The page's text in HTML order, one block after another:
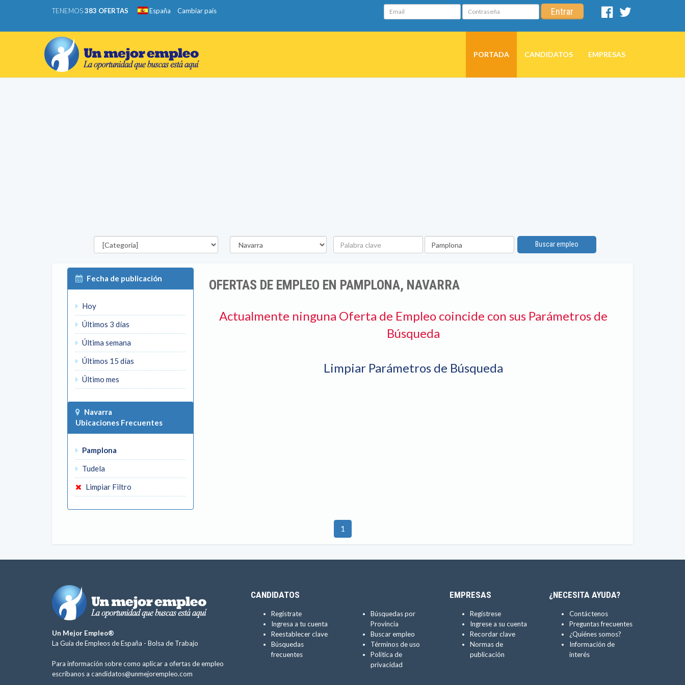
TENEMOS383 OFERTAS España Cambiar país Email Contraseña Entrar
Facebook
PORTADA CANDIDATOS EMPRESAS
Categorías Provincia
Palabra
clave
Ubicación
Buscar empleo
Fecha de publicación
Hoy
Últimos 3 días
Última semana
Últimos 15 días
Último mes
Navarra
Ubicaciones Frecuentes
Pamplona
Tudela
Limpiar Filtro
OFERTAS DE EMPLEO EN PAMPLONA, NAVARRA
Actualmente ninguna Oferta de Empleo coincide con sus Parámetros de
Búsqueda
Limpiar Parámetros de Búsqueda
1
Un Mejor Empleo®
La Guía de Empleos de España - Bolsa de Trabajo
Para información sobre como aplicar a ofertas de empleo
escríbanos a candidatos@unmejorempleo.com
CANDIDATOS
Regístrate
Ingresa a tu cuenta
Reestablecer clave
Búsquedas
frecuentes
Búsquedas por
Provincia
Buscar empleo
Términos de uso
Política de
privacidad
EMPRESAS
Regístrese
Ingrese a su cuenta
Recordar clave
Normas de
publicación
¿NECESITA AYUDA?
Contáctenos
Preguntas frecuentes
¿Quiénes somos?
Información de
interés